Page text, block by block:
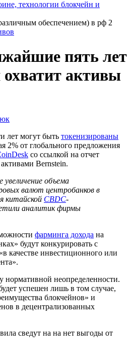
технологии блокчейн и
пять лет
охватит активы
лет могут быть токенизированы
2% от глобального предложения
со ссылкой на отчет
Bernstein.
объема
валют центробанков в
китайской CBDC-
аналитик фирмы
фарминга дохода на
будут конкурировать с
качестве инвестиционного или
нормативной неопределенности.
успешен лишь в том случае,
блокчейнов» и
в децентрализованных
сведут на на нет выгоды от